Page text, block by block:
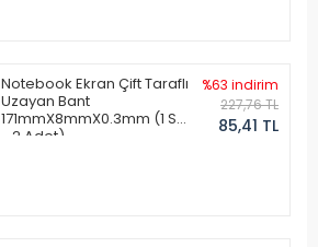
Notebook Ekran Çift Taraflı
Uzayan Bant
171mmX8mmX0.3mm (1 Set
- 2 Adet)
%63 indirim
227,76 TL
85,41 TL